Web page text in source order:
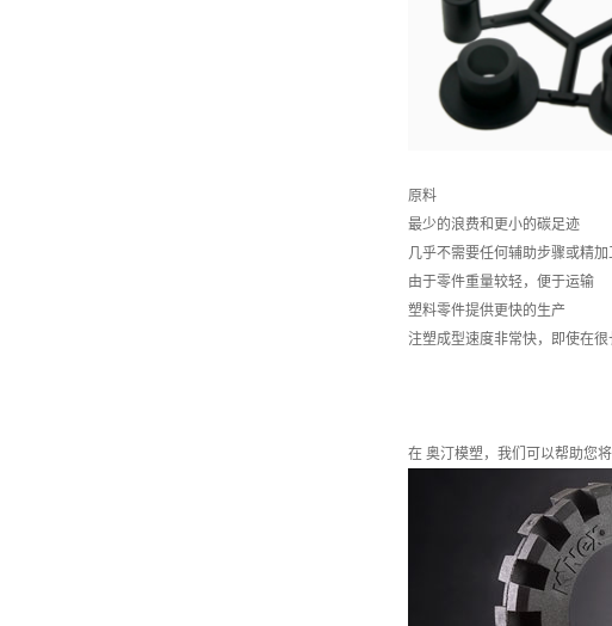
原料
最少的浪费和更小的碳足迹
几乎不需要任何辅助步骤或精加
由于零件重量较轻，便于运输
塑料零件提供更快的生产
注塑成型速度非常快，即使在很
在 奥汀模塑，我们可以帮助您